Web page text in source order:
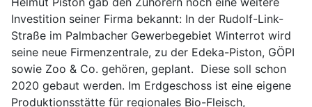
Investition seiner Firma bekannt: In der Rudolf-Link-
Straße im Palmbacher Gewerbegebiet Winterrot wird
seine neue Firmenzentrale, zu der Edeka-Piston, GÖPI
sowie Zoo & Co. gehören, geplant. Diese soll schon
2020 gebaut werden. Im Erdgeschoss ist eine eigene
Produktionsstätte für regionales Bio-Fleisch,